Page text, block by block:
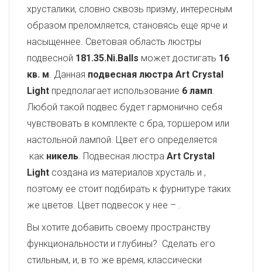
хрусталики, словно сквозь призму, интересным
образом преломляется, становясь еще ярче и
насыщеннее. Световая область люстры
подвесной 181.35.Ni.Balls может достигать 16
кв. м. Данная подвесная люстра Art Crystal
Light предполагает использование 6 ламп.
Любой такой подвес будет гармонично себя
чувствовать в комплекте с бра, торшером или
настольной лампой. Цвет его определяется
как никель. Подвесная люстра Art Crystal
Light создана из материалов хрусталь и ,
поэтому ее стоит подбирать к фурнитуре таких
же цветов. Цвет подвесок у нее – .
Вы хотите добавить своему пространству
функциональности и глубины? Сделать его
стильным, и, в то же время, классически